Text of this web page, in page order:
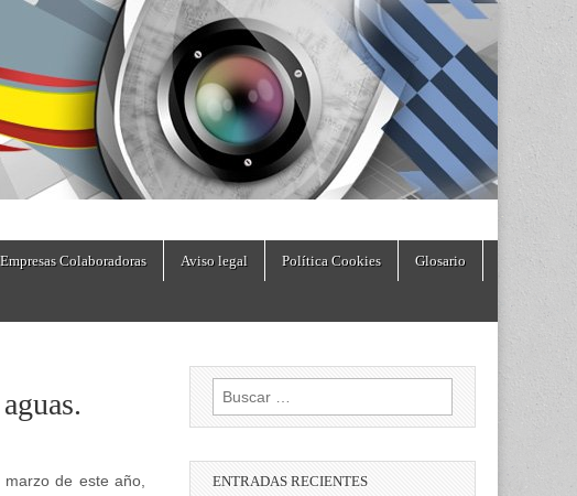
Empresas Colaboradoras Aviso legal Política Cookies Glosario
marzo de este año,
Buscar:
ENTRADAS RECIENTES